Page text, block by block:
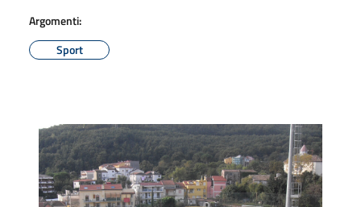
Argomenti:
Sport